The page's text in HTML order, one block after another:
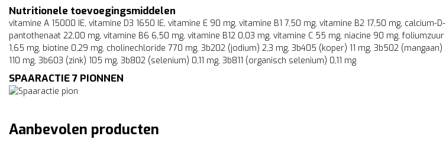
Nutritionele toevoegingsmiddelen
vitamine A 15000 IE, vitamine D3 1650 IE, vitamine E 90 mg, vitamine B1 7,50 mg, vitamine B2 17,50 mg, calcium-D-
pantothenaat 22,00 mg, vitamine B6 6,50 mg, vitamine B12 0,03 mg, vitamine C 55 mg, niacine 90 mg, foliumzuur
1,65 mg, biotine 0,29 mg, cholinechloride 770 mg, 3b202 (jodium) 2,3 mg, 3b405 (koper) 11 mg, 3b502 (mangaan)
110 mg, 3b603 (zink) 105 mg, 3b802 (selenium) 0,11 mg, 3b811 (organisch selenium) 0,11 mg
SPAARACTIE 7 PIONNEN
Aanbevolen producten